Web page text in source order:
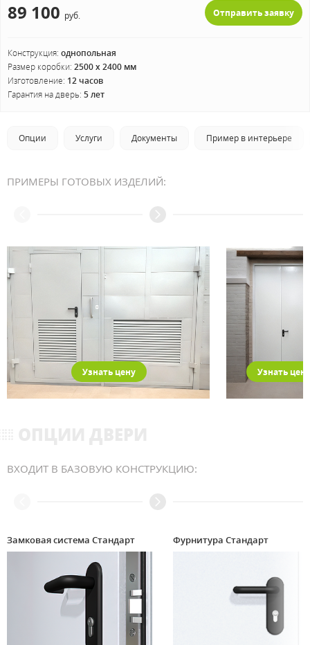
89 100 руб. Отправить заявку
Конструкция: однопольная
Размер коробки: 2500 х 2400 мм
Изготовление: 12 часов
Гарантия на дверь: 5 лет
Опции Услуги Документы Пример в интерьере
ПРИМЕРЫ ГОТОВЫХ ИЗДЕЛИЙ:
Узнать цену Узнать цену
ВХОДИТ В БАЗОВУЮ КОНСТРУКЦИЮ:
Замковая система Стандарт Фурнитура Стандарт